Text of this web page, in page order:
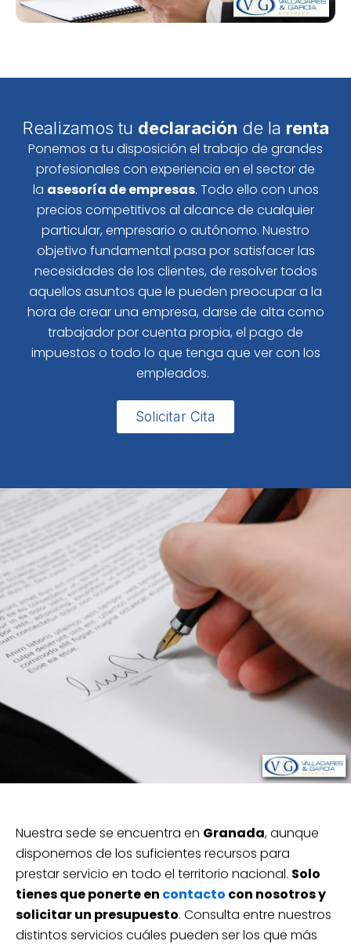
Realizamos tu declaración de la renta
Ponemos a tu disposición el trabajo de grandes
profesionales con experiencia en el sector de
la asesoría de empresas. Todo ello con unos
precios competitivos al alcance de cualquier
particular, empresario o autónomo. Nuestro
objetivo fundamental pasa por satisfacer las
necesidades de los clientes, de resolver todos
aquellos asuntos que le pueden preocupar a la
hora de crear una empresa, darse de alta como
trabajador por cuenta propia, el pago de
impuestos o todo lo que tenga que ver con los
empleados.
Solicitar Cita
Nuestra sede se encuentra en Granada, aunque
disponemos de los suficientes recursos para
prestar servicio en todo el territorio nacional. Solo
tienes que ponerte en contacto con nosotros y
solicitar un presupuesto. Consulta entre nuestros
distintos servicios cuáles pueden ser los que más